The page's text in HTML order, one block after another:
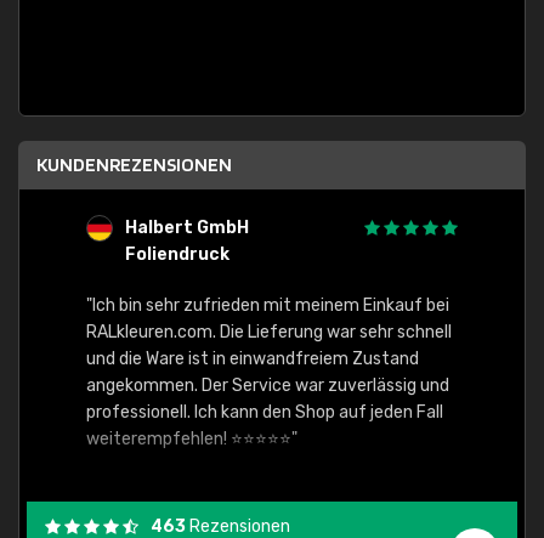
KUNDENREZENSIONEN
Halbert GmbH
Foliendruck
"Ich bin sehr zufrieden mit meinem Einkauf bei
RALkleuren.com. Die Lieferung war sehr schnell
und die Ware ist in einwandfreiem Zustand
angekommen. Der Service war zuverlässig und
professionell. Ich kann den Shop auf jeden Fall
weiterempfehlen! ⭐⭐⭐⭐⭐"
463 Rezensionen